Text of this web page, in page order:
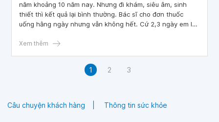
năm khoảng 10 năm nay. Nhưng đi khám, siêu âm, sinh
thiết thì kết quả lại bình thường. Bác sĩ cho đơn thuốc
uống hằng ngày nhưng vẫn không hết. Cứ 2,3 ngày em lại
làm sao hết bệnh? Xin chân thành cảm ơn!
Xem thêm
1 2 3
Câu chuyện khách hàng Thông tin sức khỏe